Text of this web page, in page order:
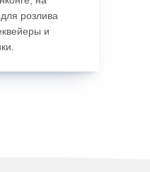
розлива
и